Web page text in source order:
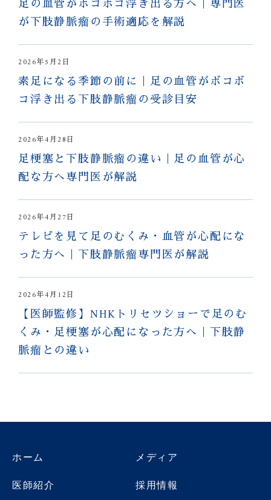
足の血管がボコボコ浮き出る方へ｜専門医
が下肢静脈瘤の手術適応を解説
2026年5月2日
素足になる季節の前に｜足の血管がボコボ
コ浮き出る下肢静脈瘤の受診目安
2026年4月28日
足梗塞と下肢静脈瘤の違い｜足の血管が心
配な方へ専門医が解説
2026年4月27日
テレビを見て足のむくみ・血管が心配にな
った方へ｜下肢静脈瘤専門医が解説
2026年4月12日
【医師監修】NHKトリセツショーで足のむ
くみ・足梗塞が心配になった方へ｜下肢静
脈瘤との違い
ホーム
医師紹介
メディア
採用情報